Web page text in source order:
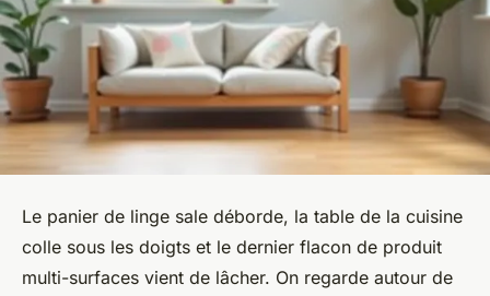
Le panier de linge sale déborde, la table de la cuisine
colle sous les doigts et le dernier flacon de produit
multi-surfaces vient de lâcher. On regarde autour de